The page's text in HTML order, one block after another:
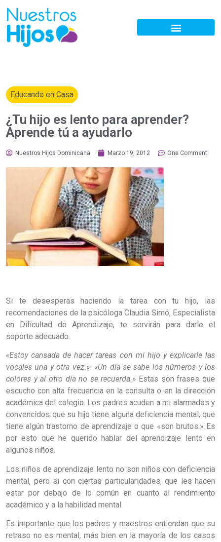
Educando en Casa
¿Tu hijo es lento para aprender?
Aprende tú a ayudarlo
Nuestros Hijos Dominicana Marzo 19, 2012 One Comment
Si te desesperas haciendo la tarea con tu hijo, las
recomendaciones de la psicóloga Claudia Simó, Especialista
en Dificultad de Aprendizaje, te servirán para darle el
soporte adecuado.
«Estoy cansada de hacer tareas con mi hijo y explicarle las
vocales una y otra vez.»- «Un día se sabe los números y los
colores y al otro día no se recuerda.» Estas son frases que
escucho con alta frecuencia en la consulta o en la dirección
académica del colegio. Los padres acuden a mi alarmados y
convencidos que su hijo tiene alguna deficiencia mental, que
tiene algún trastorno de aprendizaje o que «son brutos.» Es
por esto que he querido hablar del aprendizaje lento en
algunos niños.
Los niños de aprendizaje lento no son niños con deficiencia
mental, pero si con ciertas particularidades, que les hacen
estar por debajo de lo común en cuanto al rendimiento
académico y a la habilidad mental.
Es importante que los padres y maestros entiendan que su
retraso no es mental, más bien en la mayoría de los casos